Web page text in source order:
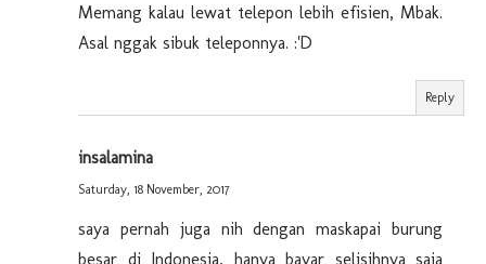
Memang kalau lewat telepon lebih efisien, Mbak.
Asal nggak sibuk teleponnya. :'D
Reply
insalamina
Saturday, 18 November, 2017
saya pernah juga nih dengan maskapai burung
besar di Indonesia, hanya bayar selisihnya saja